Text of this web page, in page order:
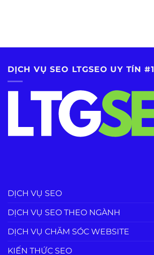
DỊCH VỤ SEO LTGSEO UY TÍN #1
DỊCH VỤ SEO
DỊCH VỤ SEO THEO NGÀNH
DỊCH VỤ CHĂM SÓC WEBSITE
KIẾN THỨC SEO